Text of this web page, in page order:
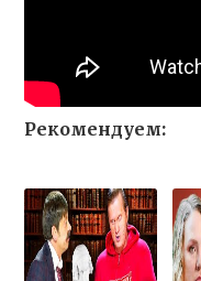
Рекомендуем: